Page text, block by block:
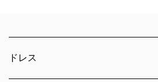
ドレス